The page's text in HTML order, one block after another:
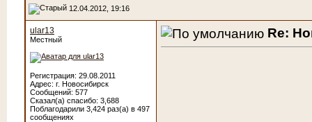
12.04.2012, 19:16
ular13
Местный
Регистрация: 29.08.2011
Адрес: г. Новосибирск
Сообщений: 577
Сказал(а) спасибо: 3,688
Поблагодарили 3,424 раз(а) в 497
сообщениях
Re: